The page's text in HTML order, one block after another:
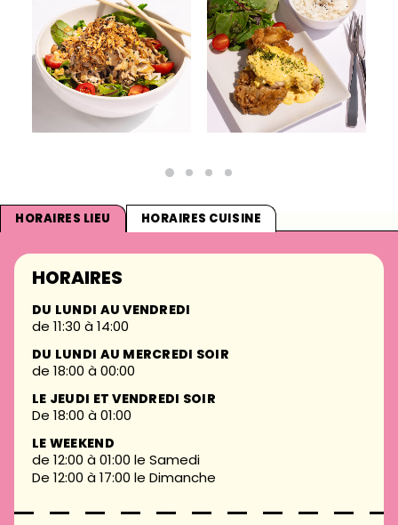
HORAIRES LIEU HORAIRES CUISINE
HORAIRES
DU LUNDI AU VENDREDI
de 11:30 à 14:00
DU LUNDI AU MERCREDI SOIR
de 18:00 à 00:00
LE JEUDI ET VENDREDI SOIR
De 18:00 à 01:00
LE WEEKEND
de 12:00 à 01:00 le Samedi
De 12:00 à 17:00 le Dimanche